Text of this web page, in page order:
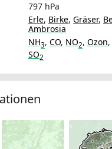
797 hPa
Erle, Birke, Gräser,
Ambrosia
NH3, CO, NO2, Ozon,
SO2